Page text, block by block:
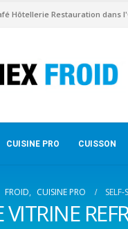
Hôtellerie Restauration dans
CUISINE PRO CUISSON
FROID, CUISINE PRO
VITRINE